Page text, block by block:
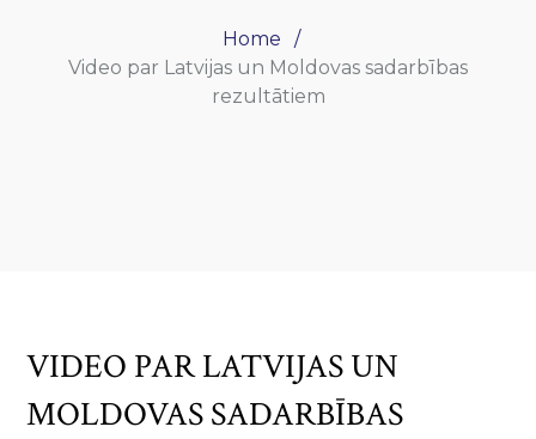
Home
Video par Latvijas un Moldovas sadarbības
rezultātiem
VIDEO PAR LATVIJAS UN
MOLDOVAS SADARBĪBAS